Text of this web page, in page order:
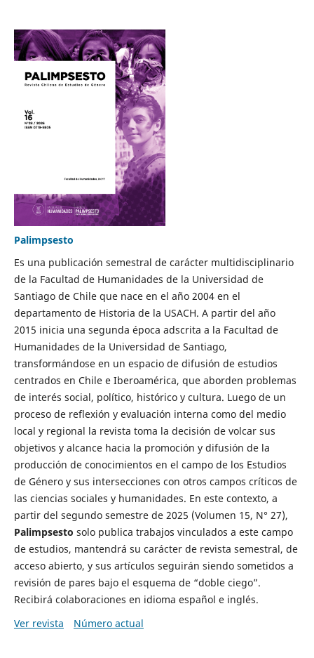
Palimpsesto
Es una publicación semestral de carácter multidisciplinario
de la Facultad de Humanidades de la Universidad de
Santiago de Chile que nace en el año 2004 en el
departamento de Historia de la USACH. A partir del año
2015 inicia una segunda época adscrita a la Facultad de
Humanidades de la Universidad de Santiago,
transformándose en un espacio de difusión de estudios
centrados en Chile e Iberoamérica, que aborden problemas
de interés social, político, histórico y cultura. Luego de un
proceso de reflexión y evaluación interna como del medio
local y regional la revista toma la decisión de volcar sus
objetivos y alcance hacia la promoción y difusión de la
producción de conocimientos en el campo de los Estudios
de Género y sus intersecciones con otros campos críticos de
las ciencias sociales y humanidades. En este contexto, a
partir del segundo semestre de 2025 (Volumen 15, N° 27),
Palimpsesto solo publica trabajos vinculados a este campo
de estudios, mantendrá su carácter de revista semestral, de
acceso abierto, y sus artículos seguirán siendo sometidos a
revisión de pares bajo el esquema de “doble ciego”.
Recibirá colaboraciones en idioma español e inglés.
Ver revista
Número actual